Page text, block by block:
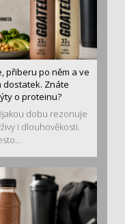
přiberu po něm a ve
dostatek. Znáte
o proteinu?
dobu rezonuje
i dlouhověkosti.